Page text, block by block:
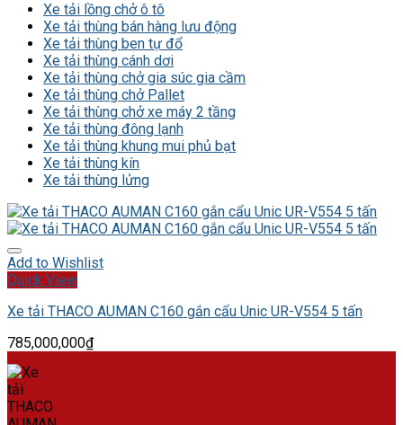
Xe tải lồng chở ô tô
Xe tải thùng bán hàng lưu động
Xe tải thùng ben tự đổ
Xe tải thùng cánh dơi
Xe tải thùng chở gia súc gia cầm
Xe tải thùng chở Pallet
Xe tải thùng chở xe máy 2 tầng
Xe tải thùng đông lạnh
Xe tải thùng khung mui phủ bạt
Xe tải thùng kín
Xe tải thùng lửng
Add to Wishlist
Quick View
Xe tải THACO AUMAN C160 gắn cẩu Unic UR-V554 5 tấn
785,000,000₫